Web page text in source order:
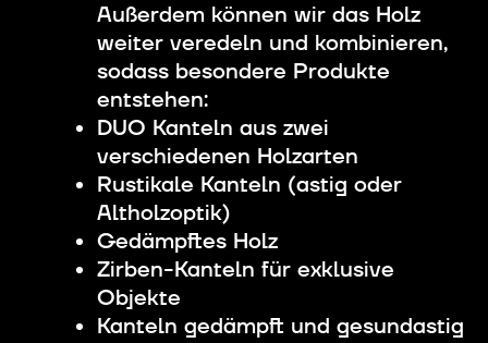
Außerdem können wir das Holz
weiter veredeln und kombinieren,
sodass besondere Produkte
entstehen:
DUO Kanteln aus zwei
verschiedenen Holzarten
Rustikale Kanteln (astig oder
Altholzoptik)
Gedämpftes Holz
Zirben-Kanteln für exklusive
Objekte
Kanteln gedämpft und gesundastig